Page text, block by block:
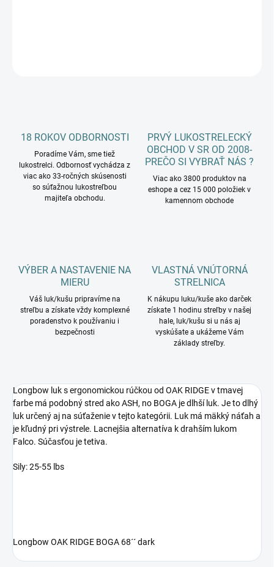
18 ROKOV ODBORNOSTI
Poradíme Vám, sme tiež
lukostrelci. Odbornosť vychádza z
viac ako 33-ročných skúsenosti
so súťažnou lukostreľbou
majiteľa obchodu.
PRVÝ LUKOSTRELECKÝ
OBCHOD V SR OD 2008-
PREČO SI VYBRAŤ NÁS ?
Viac ako 3800 produktov na
eshope a cez 15 000 položiek v
kamennom obchode
VÝBER A NASTAVENIE NA
MIERU
Váš luk/kušu pripravíme na
streľbu a získate vždy komplexné
poradenstvo k používaniu i
bezpečnosti
VLASTNÁ VNÚTORNÁ
STRELNICA
K nákupu luku/kuše ako darček
získate 1 hodinu streľby v našej
hale, luk/kušu si u nás aj
vyskúšate a ukážeme Vám
základy streľby.
Longbow luk s ergonomickou rúčkou od OAK RIDGE v tmavej
farbe má podobný stred ako ASH, no BOGA je dlhší luk. Je to dlhý
luk určený aj na súťaženie v tejto kategórii. Luk má mäkký náťah a
je kľudný pri výstrele. Lacnejšia alternatíva k drahším lukom
Falco. Súčasťou je tetiva.
Sily: 25-55 lbs
Longbow OAK RIDGE BOGA 68´´ dark